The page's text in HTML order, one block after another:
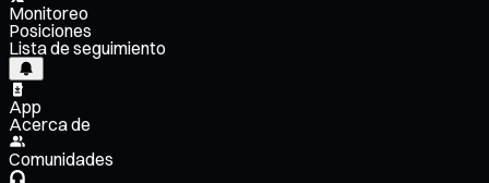
Monitoreo
Posiciones
Lista de seguimiento
App
Acerca de
Comunidades